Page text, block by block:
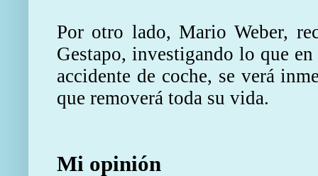
Por otro lado, Mario Weber,
Gestapo, investigando lo que
accidente de coche, se verá
que removerá toda su vida.
Mi opinión